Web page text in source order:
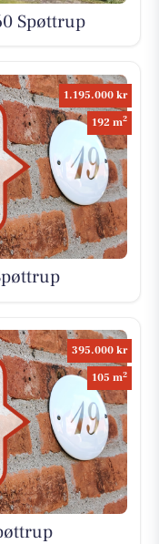
Spøttrup
1.195.000 kr
192 m2
395.000 kr
105 m2